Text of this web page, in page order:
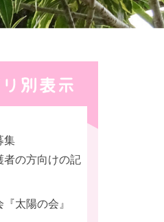
集
者の方向けの記
太陽の会』